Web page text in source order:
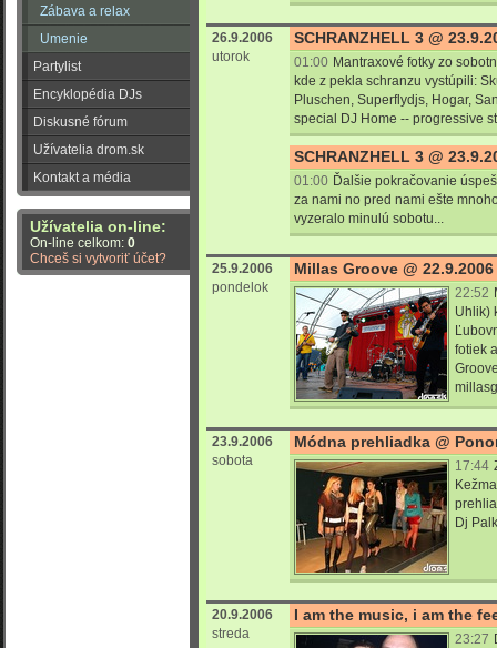
Zábava a relax
Umenie
Partylist
Encyklopédia DJs
Diskusné fórum
Užívatelia drom.sk
Kontakt a média
Užívatelia on-line:
On-line celkom: 0
Chceš si vytvoriť účet?
26.9.2006
utorok
SCHRANZHELL 3 @
01:00 Mantraxové fotky zo
kde z pekla schranzu vystúpili:
Pluschen, Superflydjs, Hogar,
special DJ Home -- progressive
SCHRANZHELL 3 @
01:00 Ďalšie pokračovanie
za nami no pred nami ešte
vyzeralo minulú sobotu...
25.9.2006
pondelok
Millas Groove @
22:52
Uhlik)
fotiek
23.9.2006
sobota
Módna prehliadka @
17:44
Dj
20.9.2006
streda
I am the music, i am the
23:27